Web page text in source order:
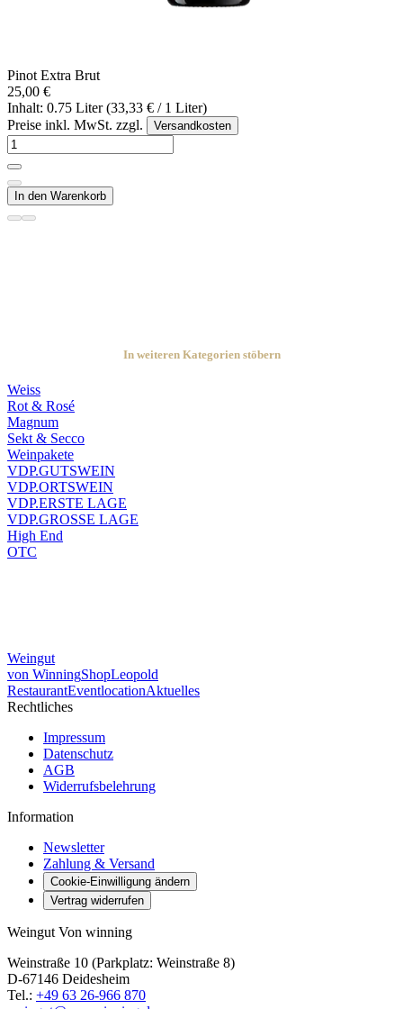
Pinot Extra Brut
25,00 €
Inhalt: 0.75 Liter (33,33 € / 1 Liter)
Preise inkl. MwSt. zzgl.
Versandkosten
In den Warenkorb
In weiteren Kategorien stöbern
Weiss
Rot & Rosé
Magnum
Sekt & Secco
Weinpakete
VDP.GUTSWEIN
VDP.ORTSWEIN
VDP.ERSTE LAGE
VDP.GROSSE LAGE
High End
OTC
Weingut
von WinningShopLeopold
RestaurantEventlocationAktuelles
Rechtliches
Impressum
Datenschutz
AGB
Widerrufsbelehrung
Information
Newsletter
Zahlung & Versand
Cookie-Einwilligung ändern
Vertrag widerrufen
Weingut Von winning
Weinstraße 10 (Parkplatz: Weinstraße 8)
D-67146 Deidesheim
Tel.: +49 63 26-966 870